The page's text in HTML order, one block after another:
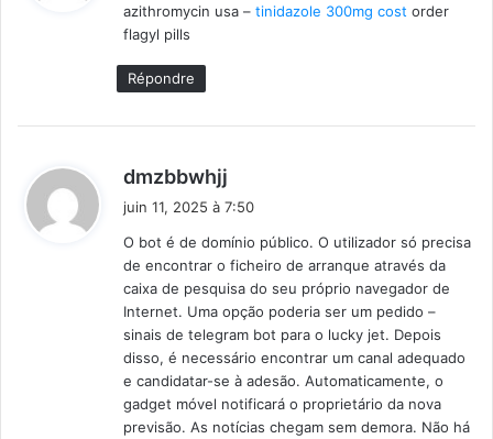
:
azithromycin usa – tinidazole 300mg cost order
flagyl pills
Répondre
dmzbbwhjj
i
:
juin 11, 2025 à 7:50
O bot é de domínio público. O utilizador só precisa
de encontrar o ficheiro de arranque através da
caixa de pesquisa do seu próprio navegador de
Internet. Uma opção poderia ser um pedido –
sinais de telegram bot para o lucky jet. Depois
disso, é necessário encontrar um canal adequado
e candidatar-se à adesão. Automaticamente, o
gadget móvel notificará o proprietário da nova
previsão. As notícias chegam sem demora. Não há